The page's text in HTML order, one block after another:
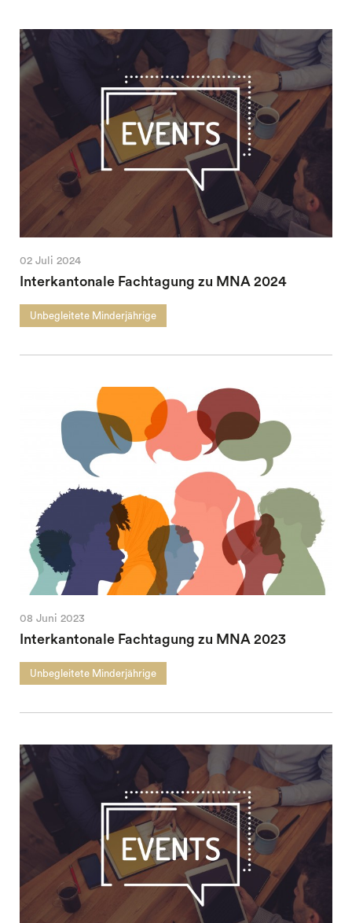
02 Juli 2024
Interkantonale Fachtagung zu MNA 2024
Unbegleitete Minderjährige
08 Juni 2023
Interkantonale Fachtagung zu MNA 2023
Unbegleitete Minderjährige